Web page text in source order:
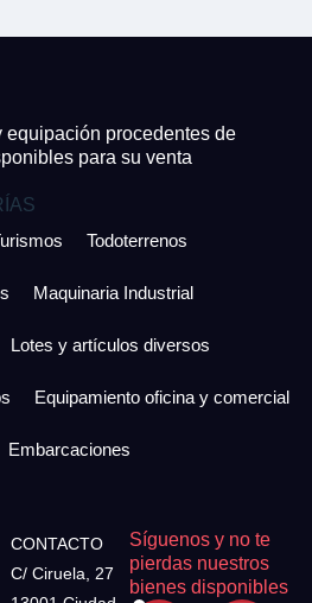
procedentes de
para su venta
CONTACTO
C/ Ciruela, 27
Síguenos y no te
pierdas nuestros
bienes disponibles
Todoterrenos
Maquinaria Industrial
Lotes y artículos diversos
Equipamiento oficina y comercial
Embarcaciones
y las Condiciones de Uso.
de acuerdo con ambas.